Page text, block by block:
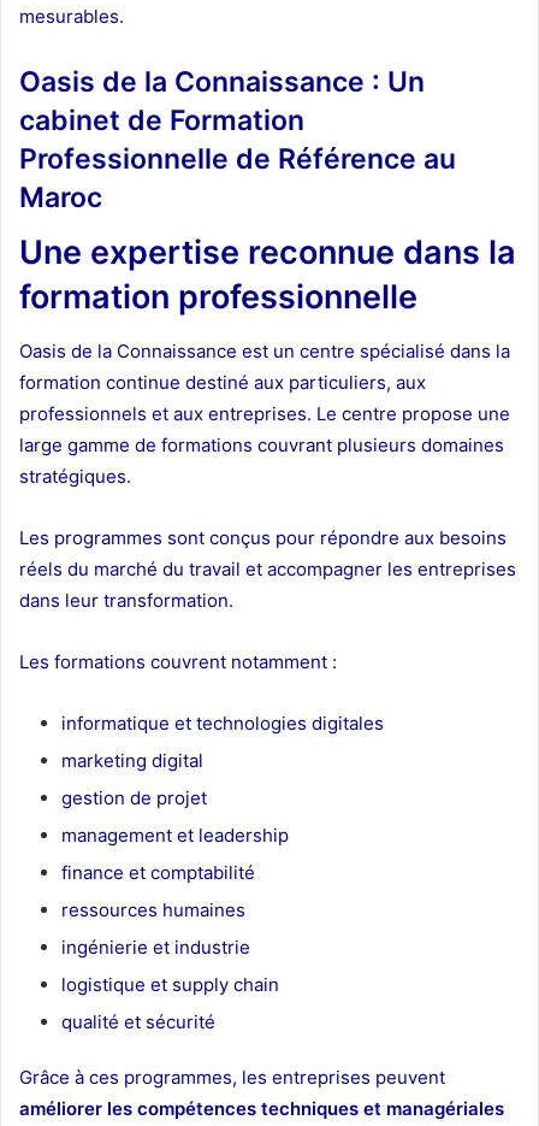
mesurables.
Oasis de la Connaissance : Un
cabinet de Formation
Professionnelle de Référence au
Maroc
Une expertise reconnue dans la
formation professionnelle
Oasis de la Connaissance est un centre spécialisé dans la
formation continue destiné aux particuliers, aux
professionnels et aux entreprises. Le centre propose une
large gamme de formations couvrant plusieurs domaines
stratégiques.
Les programmes sont conçus pour répondre aux besoins
réels du marché du travail et accompagner les entreprises
dans leur transformation.
Les formations couvrent notamment :
informatique et technologies digitales
marketing digital
gestion de projet
management et leadership
finance et comptabilité
ressources humaines
ingénierie et industrie
logistique et supply chain
qualité et sécurité
Grâce à ces programmes, les entreprises peuvent
améliorer les compétences techniques et managériales